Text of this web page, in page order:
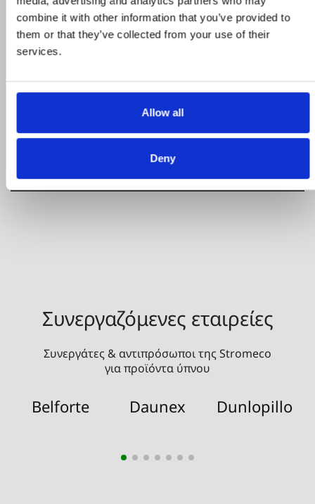
combine it with other information that you’ve provided to
them or that they’ve collected from your use of their
services.
Allow all
Deny
STROMECO
Η εταιρεία, καταστήματα, μεταφορικός
στόλος
Δείτε το δίκτυο καταστημάτων μας
Συνεργαζόμενες εταιρείες
Συνεργάτες & αντιπρόσωποι της Stromeco
για προϊόντα ύπνου
Belforte Daunex Dunlopillo